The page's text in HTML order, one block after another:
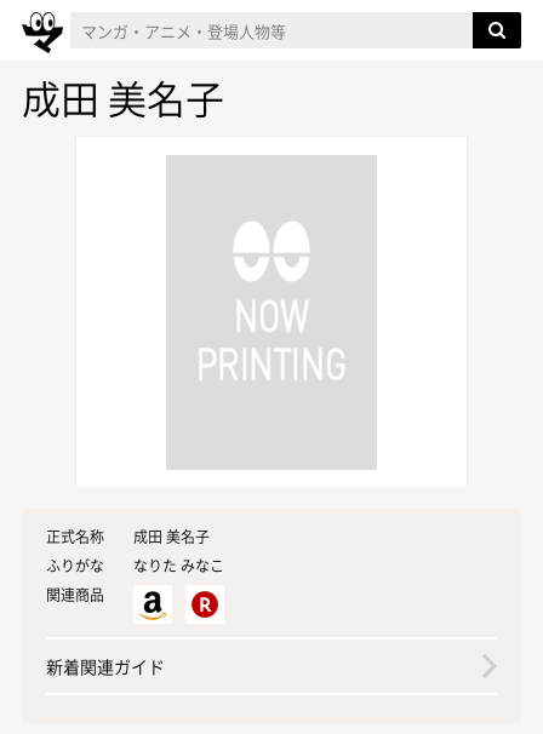
成田 美名子
正式名称
成田 美名子
ふりがな
なりた みなこ
関連商品
新着関連ガイド